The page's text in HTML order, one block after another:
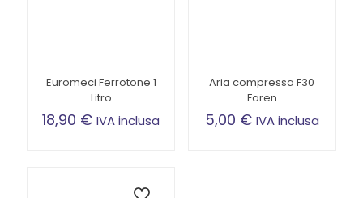
Euromeci Ferrotone 1
Litro
18,90 € IVA inclusa
Aria compressa F30
Faren
5,00 € IVA inclusa